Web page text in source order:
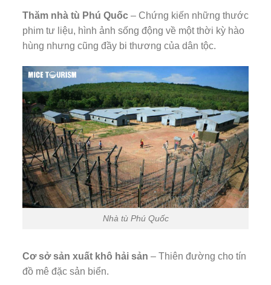
Thăm nhà tù Phú Quốc– Chứng kiến những thước
phim tư liệu, hình ảnh sống động về một thời kỳ hào
hùng nhưng cũng đầy bi thương của dân tộc.
Nhà tù Phú Quốc
Cơ sở sản xuất khô hải sản – Thiên đường cho tín
đồ mê đặc sản biển.